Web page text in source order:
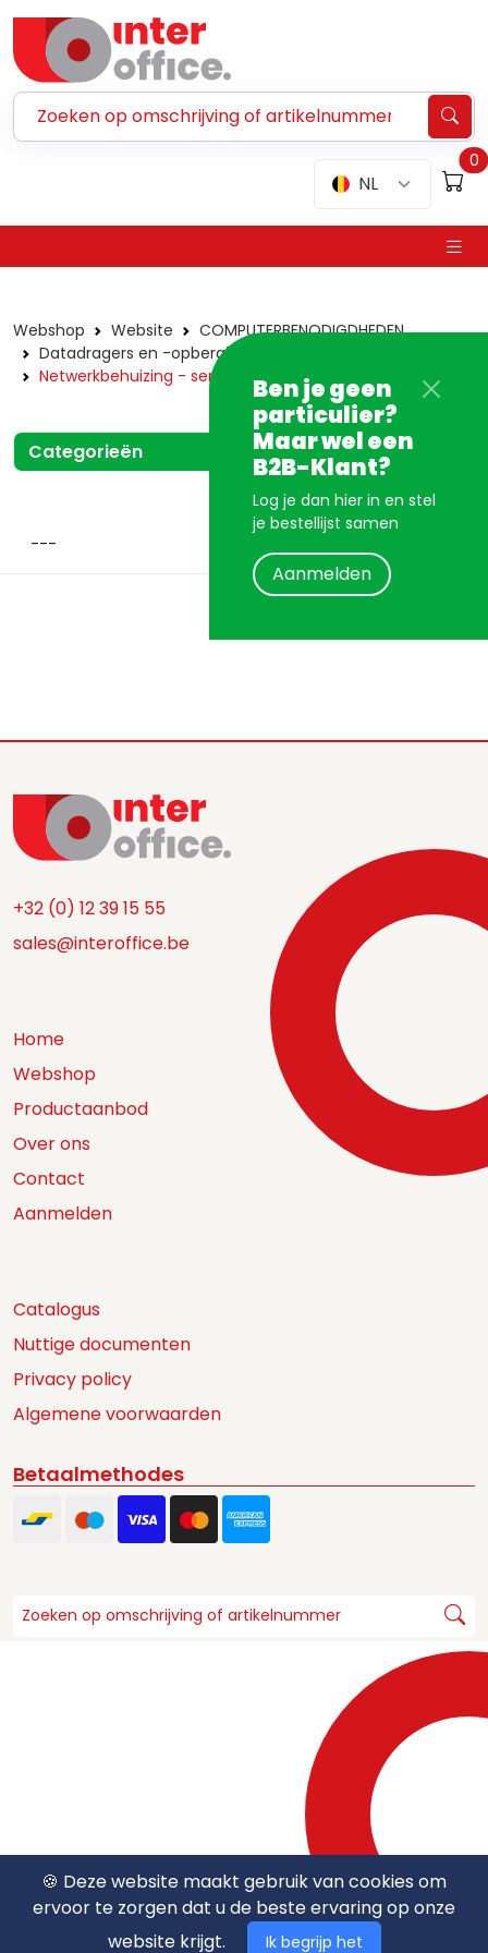
NL
0
Ben je geen
particulier?
Maar wel een
B2B-Klant?
Log je dan hier in en stel
je bestellijst samen
Aanmelden
Webshop Website
COMPUTERBENODIGDHEDEN
Datadragers en -opberging
Netwerkbehuizing - serverrack
Categorieën
+32 (0) 12 39 15 55
sales@interoffice.be
Home
Webshop
Productaanbod
Over ons
Contact
Aanmelden
Catalogus
Nuttige documenten
Privacy policy
Algemene voorwaarden
Betaalmethodes
🍪 Deze website maakt gebruik van cookies om
ervoor te zorgen dat u de beste ervaring op onze
website krijgt.
Ik begrijp het